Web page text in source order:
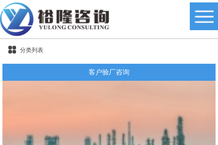
分类列表
客户验厂咨询